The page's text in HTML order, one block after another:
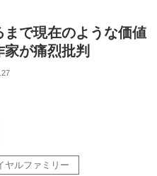
で現在のような価値
が痛烈批判
ヤルファミリー